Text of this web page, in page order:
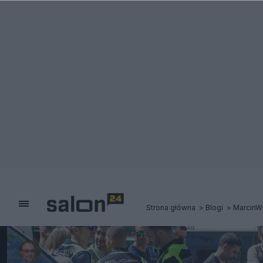
Strona główna Blogi
MarcinWi